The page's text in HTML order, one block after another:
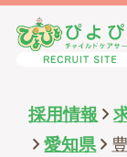
HOME
採用情報
愛知県